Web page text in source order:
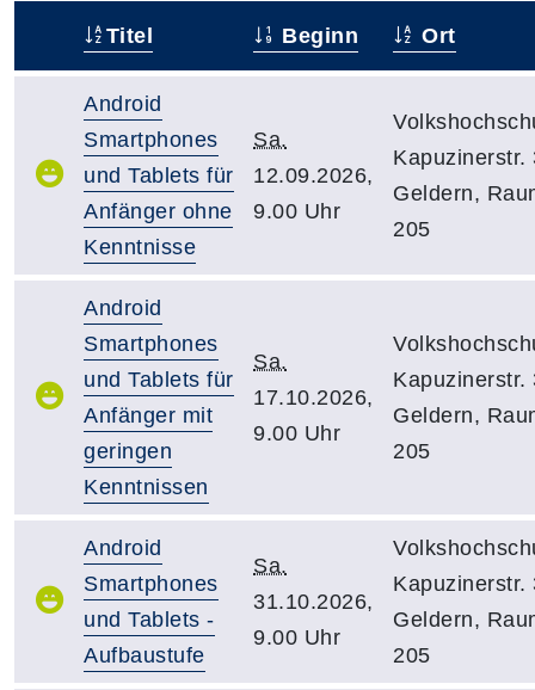
Titel Beginn Ort
Android
Smartphones
und Tablets für
Anfänger ohne
Kenntnisse
Sa.
12.09.2026,
9.00 Uhr
Kapuzinerstr.
Geldern,
205
Android
Smartphones
und Tablets für
Anfänger mit
geringen
Kenntnissen
Sa.
17.10.2026,
9.00 Uhr
Kapuzinerstr.
Geldern,
205
Android
Smartphones
und Tablets -
Aufbaustufe
Sa.
31.10.2026,
9.00 Uhr
Kapuzinerstr.
Geldern,
205